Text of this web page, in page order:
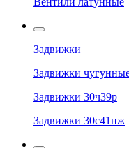
Задвижки
Задвижки
Задвижки 30ч39р
Задвижки 30с41нж